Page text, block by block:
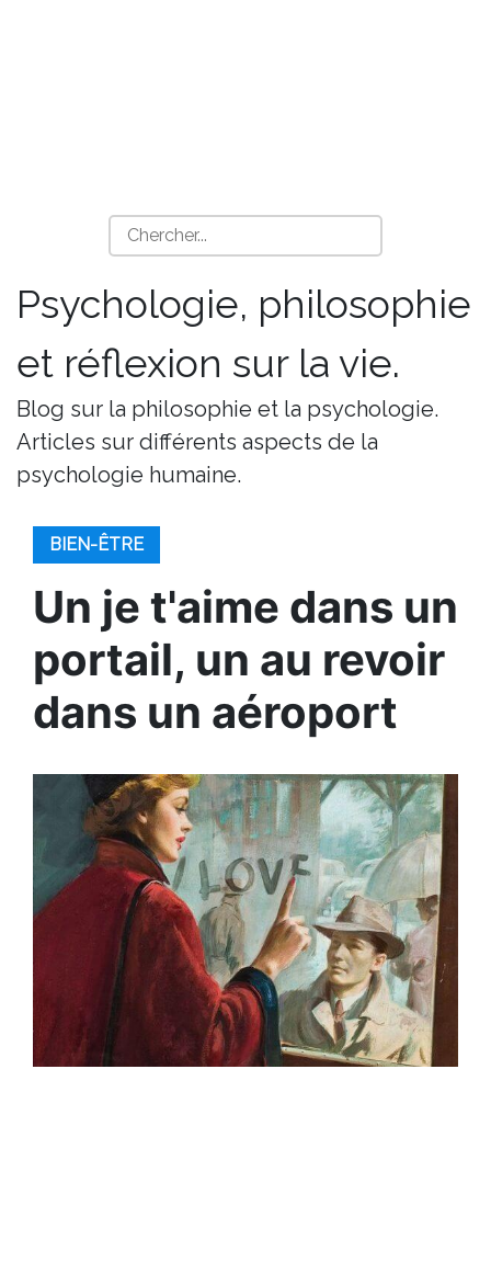
Psychologie, philosophie
et réflexion sur la vie.
Blog sur la philosophie et la psychologie.
Articles sur différents aspects de la
psychologie humaine.
BIEN-ÊTRE
Un je t'aime dans un
portail, un au revoir
dans un aéroport